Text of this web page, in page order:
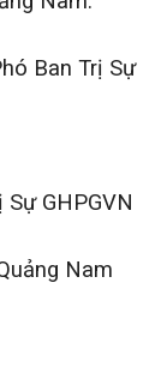
Ban Trị Sự
GHPGVN
Nam